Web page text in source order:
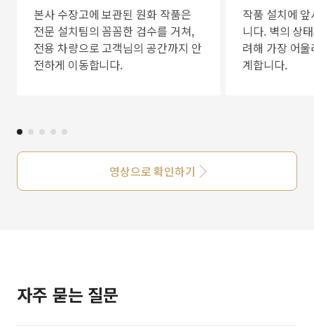
본사 수장고에 보관된 원화 작품은
전문 설치팀의 꼼꼼한 검수를 거쳐,
전용 차량으로 고객님의 공간까지 안
전하게 이동합니다.
작품 설치에
니다. 벽의 상
려해 가장 어
계합니다.
영상으로 확인하기
자주 묻는 질문